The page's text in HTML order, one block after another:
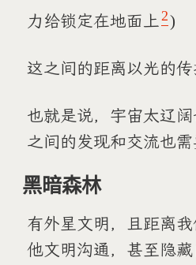
力给锁定在地面上 2)
这之间的距离以光的
也就是说，宇宙太辽
之间的发现和交流也
黑暗森林
有外星文明，且距离
他文明沟通，甚至隐